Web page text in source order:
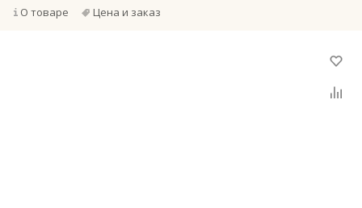
О товаре Цена и заказ